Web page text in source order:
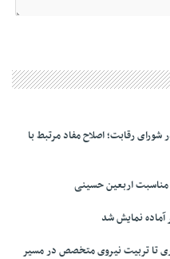
رقابت؛ اصلاح مفاد مرتبط با
اربعین حسینی
آماده نمایش شد
تا تربیت نیروی متخصص در مسیر